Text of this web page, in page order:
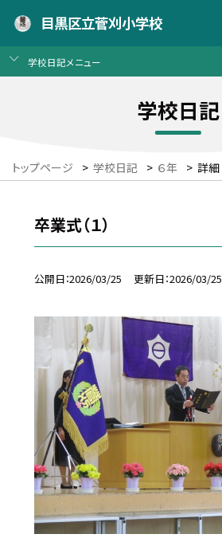
目黒区立菅刈小学校
学校日記メニュー
学校日記
トップページ > 学校日記 > ６年 > 詳細
卒業式（１）
公開日 2026/03/25 更新日 2026/03/25